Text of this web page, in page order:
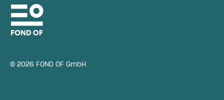
© 2026 FOND OF GmbH